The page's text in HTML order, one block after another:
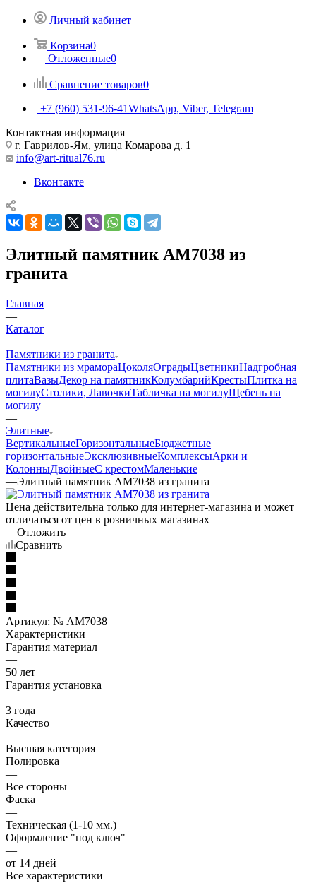
Личный кабинет
Корзина0
Отложенные0
Сравнение товаров0
+7 (960) 531-96-41WhatsApp, Viber, Telegram
Контактная информация
г. Гаврилов-Ям, улица Комарова д. 1
info@art-ritual76.ru
Вконтакте
Элитный памятник AM7038 из
гранита
Главная
—
Каталог
—
Памятники из гранита
Памятники из мрамораЦоколяОградыЦветникиНадгробная
плитаВазыДекор на памятникКолумбарийКрестыПлитка на
могилуСтолики, ЛавочкиТабличка на могилуЩебень на
могилу
—
Элитные
ВертикальныеГоризонтальныеБюджетные
горизонтальныеЭксклюзивныеКомплексыАрки и
КолонныДвойныеС крестомМаленькие
—Элитный памятник AM7038 из гранита
Цена действительна только для интернет-магазина и может
отличаться от цен в розничных магазинах
Отложить
Сравнить
Артикул: № AM7038
Характеристики
Гарантия материал
—
50 лет
Гарантия установка
—
3 года
Качество
—
Высшая категория
Полировка
—
Все стороны
Фаска
—
Техническая (1-10 мм.)
Оформление "под ключ"
—
от 14 дней
Все характеристики